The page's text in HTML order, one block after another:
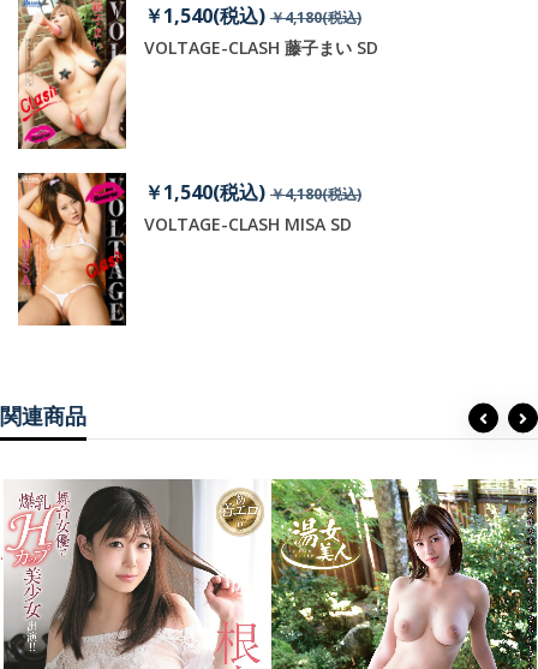
￥1,540(税込) ￥4,180(税込)
VOLTAGE-CLASH 藤子まい SD
￥1,540(税込) ￥4,180(税込)
VOLTAGE-CLASH MISA SD
関連商品